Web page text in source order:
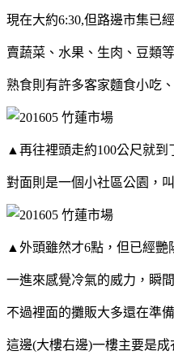
現在大約6:30,但路邊市集已
賣蔬菜、水果、生肉、豆類
熟食則有許多客家麵食小吃
▲再往裡頭走約100公尺就
對面則是一個小社區公園，
▲外頭雖然才6點，但已經艷
一進來感覺冷氣的威力，瞬
不過裡面的攤販大多還在準
這邊(大樓右邊)一樓主要是成